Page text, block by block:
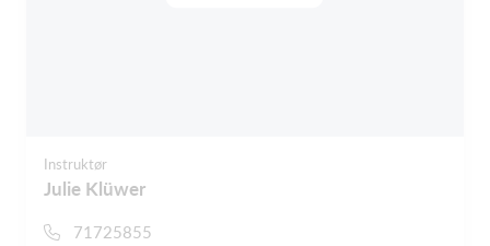
Instruktør
Julie Klüwer
71725855